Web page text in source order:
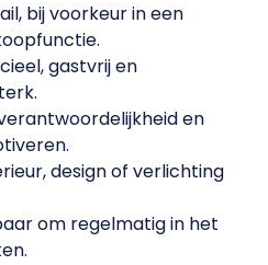
bij voorkeur in een
gastvrij en
en
design of verlichting
om regelmatig in het